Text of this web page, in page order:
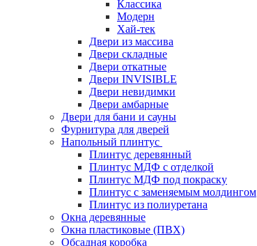
Классика
Модерн
Хай-тек
Двери из массива
Двери складные
Двери откатные
Двери INVISIBLE
Двери невидимки
Двери амбарные
Двери для бани и сауны
Фурнитура для дверей
Напольный плинтус
Плинтус деревянный
Плинтус МДФ с отделкой
Плинтус МДФ под покраску
Плинтус с заменяемым молдингом
Плинтус из полиуретана
Окна деревянные
Окна пластиковые (ПВХ)
Обсадная коробка